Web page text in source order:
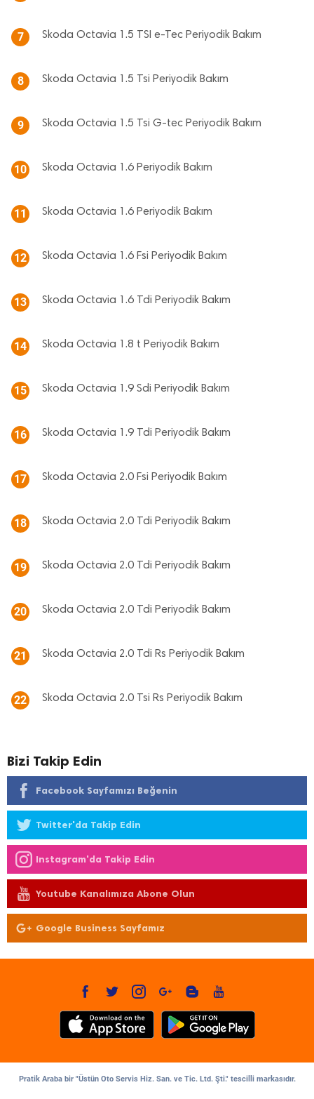
7 Skoda Octavia 1.5 TSI e-Tec Periyodik Bakım
8 Skoda Octavia 1.5 Tsi Periyodik Bakım
9 Skoda Octavia 1.5 Tsi G-tec Periyodik Bakım
10 Skoda Octavia 1.6 Periyodik Bakım
11 Skoda Octavia 1.6 Periyodik Bakım
12 Skoda Octavia 1.6 Fsi Periyodik Bakım
13 Skoda Octavia 1.6 Tdi Periyodik Bakım
14 Skoda Octavia 1.8 t Periyodik Bakım
15 Skoda Octavia 1.9 Sdi Periyodik Bakım
16 Skoda Octavia 1.9 Tdi Periyodik Bakım
17 Skoda Octavia 2.0 Fsi Periyodik Bakım
18 Skoda Octavia 2.0 Tdi Periyodik Bakım
19 Skoda Octavia 2.0 Tdi Periyodik Bakım
20 Skoda Octavia 2.0 Tdi Periyodik Bakım
21 Skoda Octavia 2.0 Tdi Rs Periyodik Bakım
22 Skoda Octavia 2.0 Tsi Rs Periyodik Bakım
Bizi Takip Edin
Facebook Sayfamızı Beğenin
Twitter'da Takip Edin
Instagram'da Takip Edin
Youtube Kanalımıza Abone Olun
Google Business Sayfamız
Pratik Araba bir "Üstün Oto Servis Hiz. San. ve Tic. Ltd. Şti." tescilli markasıdır.